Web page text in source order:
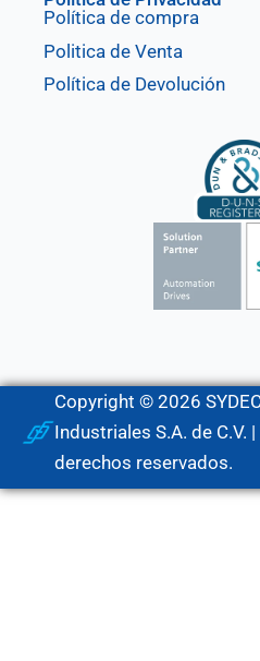
Política de compra
Politica de Venta
Política de Devolución
Copyright © 2026
Industriales S.A. de C.V.
derechos reservados.